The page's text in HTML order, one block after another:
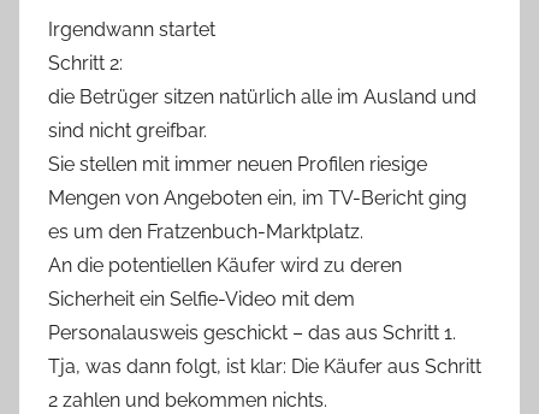
Irgendwann startet
Schritt 2:
die Betrüger sitzen natürlich alle im Ausland und
sind nicht greifbar.
Sie stellen mit immer neuen Profilen riesige
Mengen von Angeboten ein, im TV-Bericht ging
es um den Fratzenbuch-Marktplatz.
An die potentiellen Käufer wird zu deren
Sicherheit ein Selfie-Video mit dem
Personalausweis geschickt – das aus Schritt 1.
Tja, was dann folgt, ist klar: Die Käufer aus Schritt
2 zahlen und bekommen nichts.